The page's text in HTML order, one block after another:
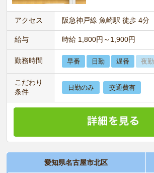
アクセス 阪急神戸線 魚崎駅 徒歩 4分
給与 時給 1,800円～1,900円
勤務時間 早番 日勤 遅番 夜勤
こだわり
条件
日勤のみ 交通費有
愛知県名古屋市北区